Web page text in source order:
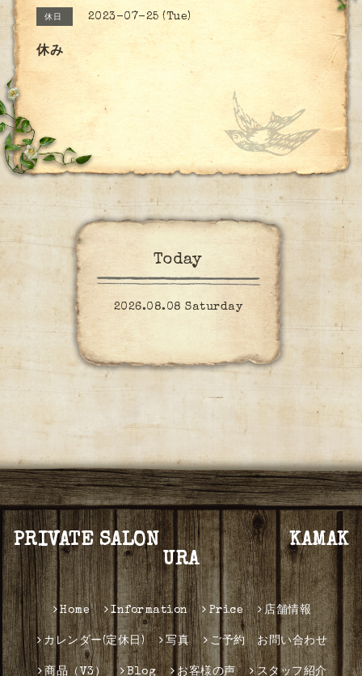
休日 2023-07-25 (Tue)
休み
Today
2026.08.08 Saturday
PRIVATE SALON KAMAK
URA
Home Information Price 店舗情報
カレンダー(定休日) 写真 ご予約 お問い合わせ
商品（V3） Blog お客様の声 スタッフ紹介